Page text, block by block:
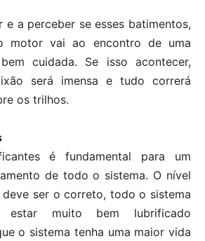
e a perceber se esses batimentos,
motor vai ao encontro de uma
cuidada. Se isso acontecer,
será imensa e tudo correrá
os trilhos.
é fundamental para um
de todo o sistema. O nível
ser o correto, todo o sistema
estar muito bem lubrificado
o sistema tenha uma maior vida